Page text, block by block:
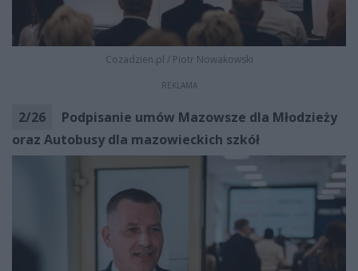
Cozadzien.pl / Piotr Nowakowski
REKLAMA
2/26
Podpisanie umów Mazowsze dla Młodzieży
oraz Autobusy dla mazowieckich szkół